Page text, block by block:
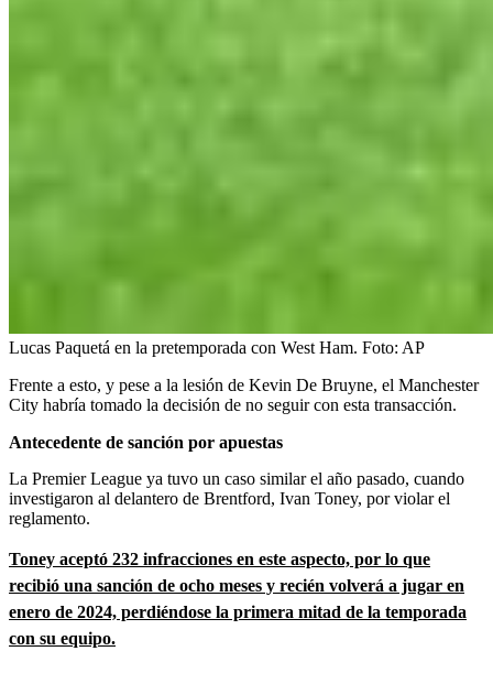
Lucas Paquetá en la pretemporada con West Ham. Foto: AP
Frente a esto, y pese a la lesión de Kevin De Bruyne, el Manchester
City habría tomado la decisión de no seguir con esta transacción.
Antecedente de sanción por apuestas
La Premier League ya tuvo un caso similar el año pasado, cuando
investigaron al delantero de Brentford, Ivan Toney, por violar el
reglamento.
Toney aceptó 232 infracciones en este aspecto, por lo que
recibió una sanción de ocho meses y recién volverá a jugar en
enero de 2024, perdiéndose la primera mitad de la temporada
con su equipo.